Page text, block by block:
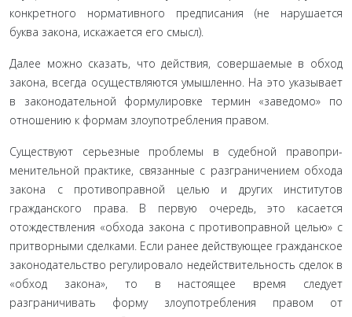
конкретного нормативного предписания (не нарушается
буква закона, искажается его смысл).
Далее можно сказать, что действия, совершаемые в обход
закона, всегда осуществляются умышленно. На это указывает
в законодательной формулировке термин «заведомо» по
отно­шению к формам злоупотребления правом.
Существуют серьезные проблемы в судебной правопри­
менительной практике, связанные с разграничением обхода
закона с противоправной целью и других институтов
граждан­ского права. В первую очередь, это касается
отождествления «обхода закона с противоправной целью» с
притворными сдел­ками. Если ранее действующее гражданское
законодательство регулировало недействительность сделок в
«обход закона», то в настоящее время следует
разграничивать форму злоупотре­бления правом от